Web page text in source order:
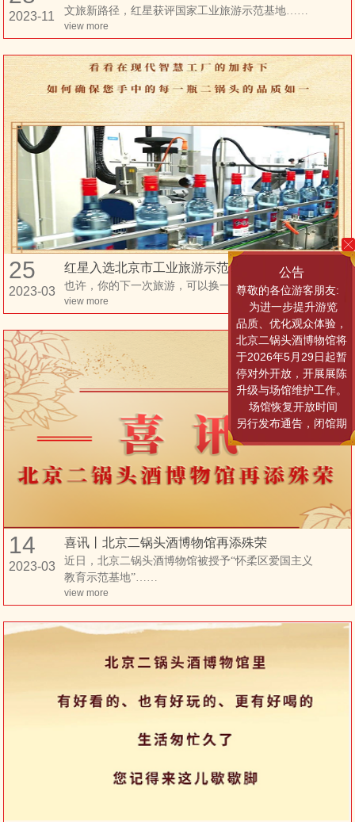
公告
尊敬的各位游客朋友:
为进一步提升游览
品质、优化观众体验，
北京二锅头酒博物馆将
于2026年5月29日起暂
停对外开放，开展展陈
升级与场馆维护工作。
场馆恢复开放时间
另行发布通告，闭馆期
间暂停所有参观游览活
动，由此给您带来的不
便，敬请谅解。
态，可关注北京二锅头
酒博物馆官方网站、红
星二锅头云展馆小程序
最新通知。衷心感谢游
焕新亮相！
参观咨询：
售卖咨询：
18510330520
2026年5月25日
2023-11 文旅新路径，红星获评国家工业旅游示范基地……
view more
25
2023-03 也许，你的下一次旅游，可以换一个目的地……
view more
14
2023-03
喜讯丨北京二锅头酒博物馆再添殊荣
近日，北京二锅头酒博物馆被授予“怀柔区爱国主义
教育示范基地”……
view more